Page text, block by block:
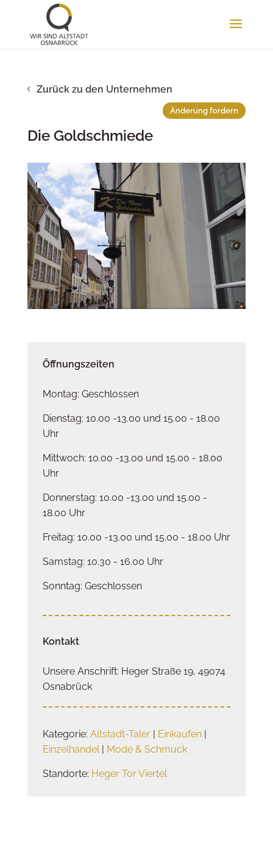
Zurück zu den Unternehmen
Änderung fordern
Die Goldschmiede
Öffnungszeiten
Montag: Geschlossen
Dienstag: 10.00 -13.00 und 15.00 - 18.00
Uhr
Mittwoch: 10.00 -13.00 und 15.00 - 18.00
Uhr
Donnerstag: 10.00 -13.00 und 15.00 -
18.00 Uhr
Freitag: 10.00 -13.00 und 15.00 - 18.00 Uhr
Samstag: 10.30 - 16.00 Uhr
Sonntag: Geschlossen
Kontakt
Unsere Anschrift: Heger Straße 19, 49074
Osnabrück
Kategorie: Altstadt-Taler| Einkaufen|
Einzelhandel| Mode & Schmuck
Standorte: Heger Tor Viertel